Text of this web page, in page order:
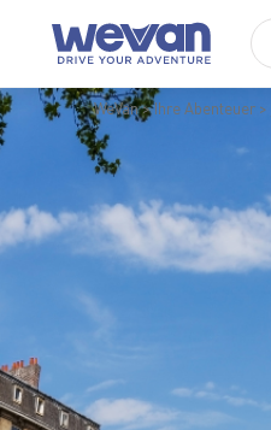
WeVan Ihre Abenteuer